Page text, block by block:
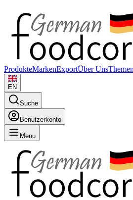
ProdukteMarkenExportÜber UnsThemen
EN
Suche
Benutzerkonto
Menu